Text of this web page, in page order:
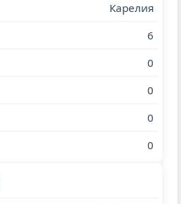
Карелия
6
0
0
0
0